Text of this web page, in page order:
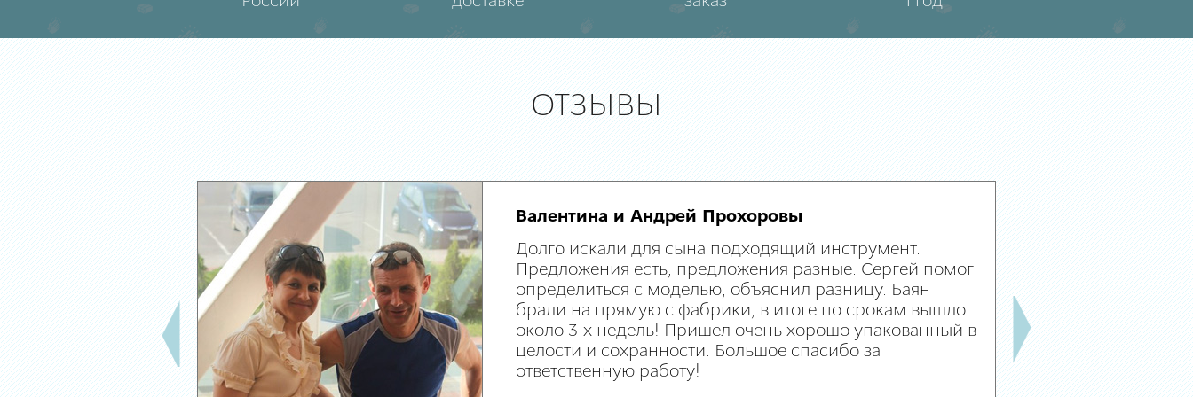
ОТЗЫВЫ
Валентина и Андрей Прохоровы
Долго искали для сына подходящий инструмент.
Предложения есть, предложения разные. Сергей помог
определиться с моделью, объяснил разницу. Баян
брали на прямую с фабрики, в итоге по срокам вышло
около 3-х недель! Пришел очень хорошо упакованный в
целости и сохранности. Большое спасибо за
ответственную работу!